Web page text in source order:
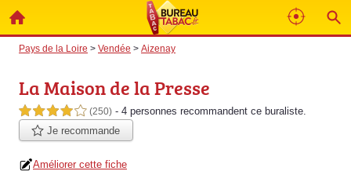
Pays de la Loire > Vendée > Aizenay
La Maison de la Presse
4,0 étoiles sur 5 (250) - 4 personnes recommandent ce buraliste.
Je recommande
Améliorer cette fiche